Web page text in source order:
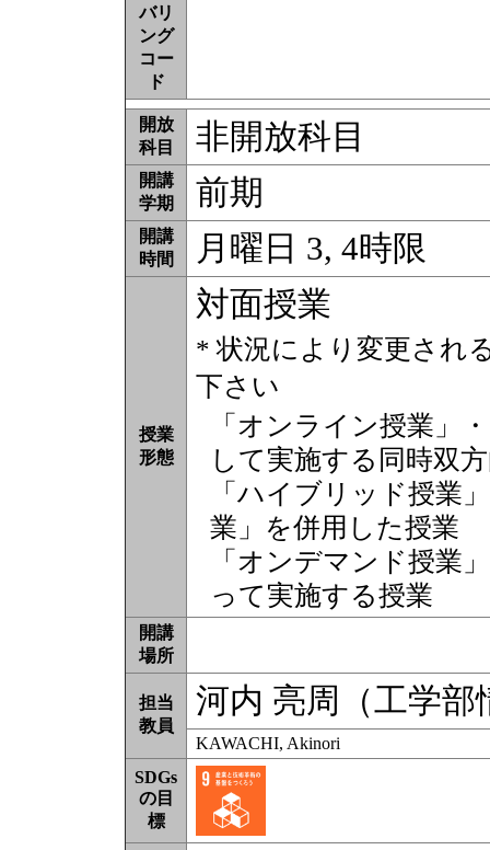
バリ
ング
コー
ド
開放
科目
非開放科目
開講
学期
前期
開講
時間
月曜日 3, 4時限
授業
形態
対面授業
* 状況により変更され
下さい
「オンライン授業」
して実施する同時双
「ハイブリッド授業
業」を併用した授業
「オンデマンド授業
って実施する授業
開講
場所
担当
教員
河内 亮周（工学
KAWACHI, Akinori
SDGs
の目
標